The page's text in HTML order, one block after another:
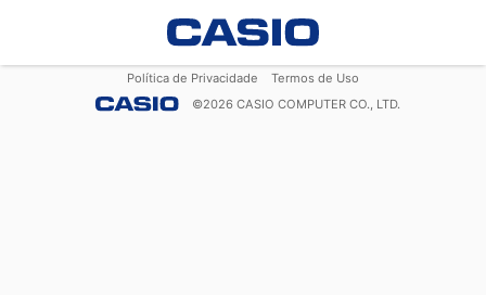
Política de Privacidade
Termos de Uso
©2026 CASIO COMPUTER CO., LTD.